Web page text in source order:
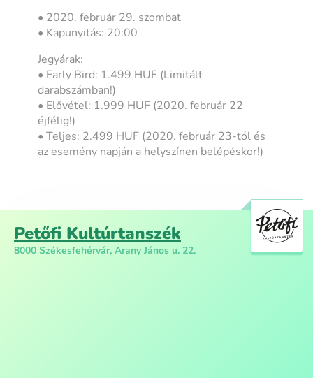
• 2020. február 29. szombat
• Kapunyitás: 20:00
Jegyárak:
• Early Bird: 1.499 HUF (Limitált
darabszámban!)
• Elővétel: 1.999 HUF (2020. február 22
éjfélig!)
• Teljes: 2.499 HUF (2020. február 23-tól és
az esemény napján a helyszínen belépéskor!)
Petőfi Kultúrtanszék
8000 Székesfehérvár, Arany János u. 22.